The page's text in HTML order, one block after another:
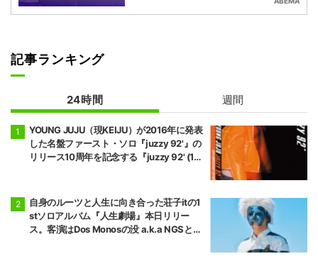
記事ランキング
24時間 週間
YOUNG JUJU（現KEIJU）が2016年に発表
した名盤ファースト・ソロ『juzzy 92'』の
リリース10周年を記念する『juzzy 92' (10t
全限定プレスのアナログ盤でリリース。
自身のルーツと人生に向き合った荘子itの1
stソロアルバム『人生劇場』本日リリー
ス。客演はDos Monosの没 a.k.a NGSとTa